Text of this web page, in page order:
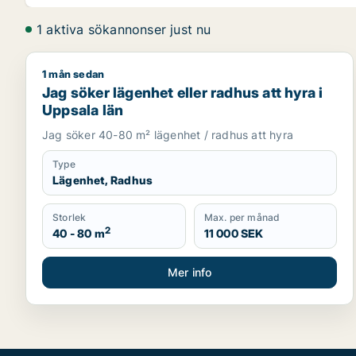
1 aktiva sökannonser just nu
Jag söker lägenhet eller radhus att hyra i Uppsala
1 mån sedan
Jag söker lägenhet eller radhus att hyra i
Uppsala län
Jag söker 40-80 m² lägenhet / radhus att hyra
Type
Lägenhet, Radhus
Storlek
40 - 80 m2
Max. per månad
11 000 SEK
Mer info